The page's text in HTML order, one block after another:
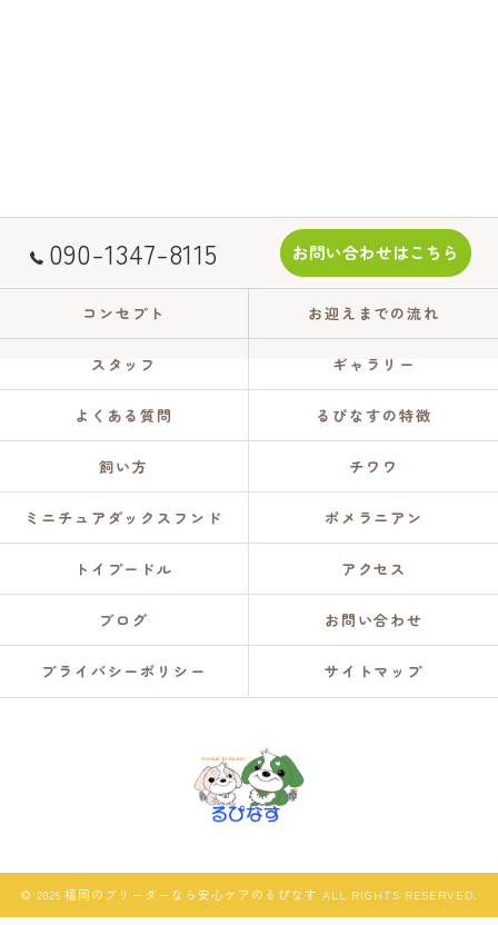
090-1347-8115 お問い合わせはこちら
コンセプト お迎えまでの流れ
スタッフ ギャラリー
よくある質問 るぴなすの特徴
飼い方 チワワ
ミニチュアダックスフンド ポメラニアン
トイプードル アクセス
ブログ お問い合わせ
プライバシーポリシー サイトマップ
© 2026 福岡のブリーダーなら安心ケアのるぴなす ALL RIGHTS RESERVED.